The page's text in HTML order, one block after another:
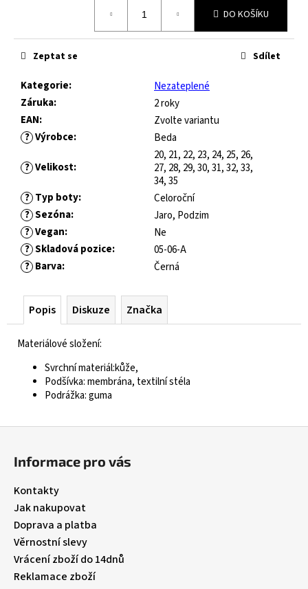
DO KOŠÍKU
Kategorie:
Nezateplené
Záruka:
2 roky
EAN:
Zvolte variantu
? Výrobce: Beda
? Velikost:
20, 21, 22, 23, 24, 25, 26,
27, 28, 29, 30, 31, 32, 33,
34, 35
? Typ boty:
Celoroční
? Sezóna:
Jaro, Podzim
? Vegan:
Ne
? Skladová pozice:
05-06-A
? Barva: Černá
Zeptat se Sdílet
Popis Diskuze Značka
Materiálové složení:
Svrchní materiál:kůže,
Podšívka: membrána, textilní stéla
Podrážka: guma
m
FRODDO
KOMPROMIS
KE
FLASH
BLUE
Kč
Původně:
490
Kč
Informace pro vás
Kontakty
Jak nakupovat
Doprava a platba
Věrnostní slevy
Vrácení zboží do 14dnů
Reklamace zboží